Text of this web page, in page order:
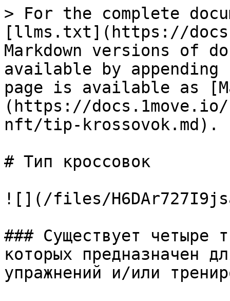
> For the complete
[llms.txt](https://
Markdown versions of
available by
page is available as
(https://
nft/tip-krossovok.md).
# Тип кроссовок
![](/files/
### Существует четыре
которых предназначен
упражнений и/или